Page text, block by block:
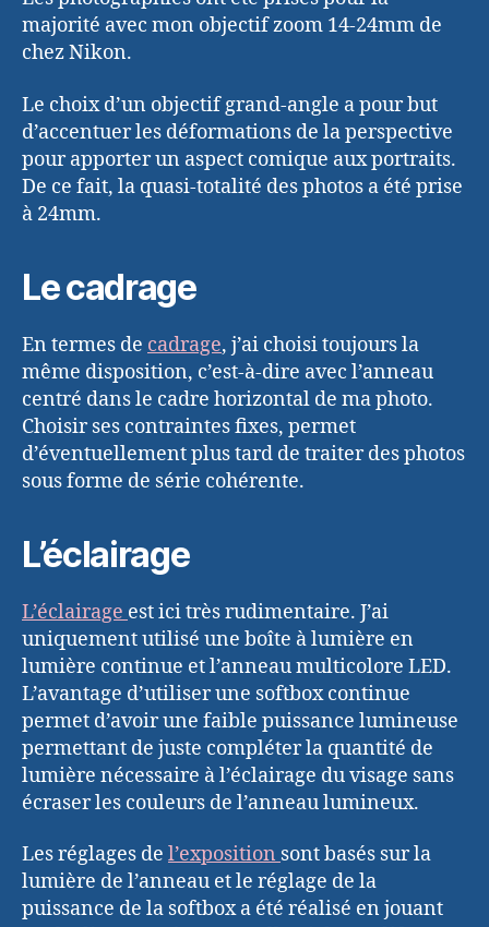
majorité avec mon objectif zoom 14-24mm de
chez Nikon.
Le choix d’un objectif grand-angle a pour but
d’accentuer les déformations de la perspective
pour apporter un aspect comique aux portraits.
De ce fait, la quasi-totalité des photos a été prise
à 24mm.
Le cadrage
En termes de cadrage, j’ai choisi toujours la
même disposition, c’est-à-dire avec l’anneau
centré dans le cadre horizontal de ma photo.
Choisir ses contraintes fixes, permet
d’éventuellement plus tard de traiter des photos
sous forme de série cohérente.
L’éclairage
L’éclairage est ici très rudimentaire. J’ai
uniquement utilisé une boîte à lumière en
lumière continue et l’anneau multicolore LED.
L’avantage d’utiliser une softbox continue
permet d’avoir une faible puissance lumineuse
permettant de juste compléter la quantité de
lumière nécessaire à l’éclairage du visage sans
écraser les couleurs de l’anneau lumineux.
Les réglages de l’exposition sont basés sur la
lumière de l’anneau et le réglage de la
puissance de la softbox a été réalisé en jouant